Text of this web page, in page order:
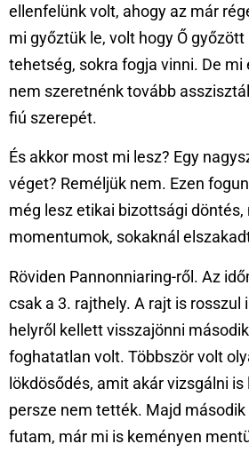
ellenfelünk volt, ahogy az már
mi győztük le, volt hogy Ő
tehetség, sokra fogja vinni. De mi
nem szeretnénk tovább
fiú szerepét.
És akkor most mi lesz? Egy
véget? Reméljük nem. Ezen
még lesz etikai bizottsági
momentumok, sokaknál
Röviden Pannonniaring-ről. Az
csak a 3. rajthely. A rajt is rosszul
helyről kellett visszajönni
foghatatlan volt. Többször volt
lökdösődés, amit akár vizsgálni
persze nem tették. Majd
futam, már mi is keményen